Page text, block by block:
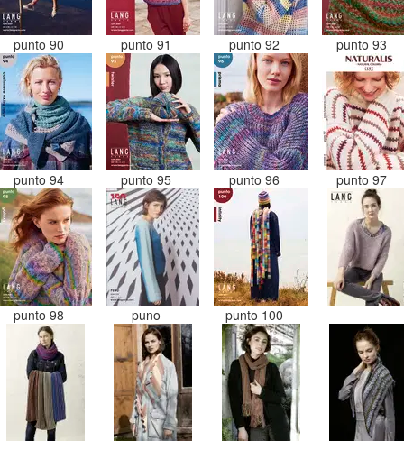
punto 90 punto 91 punto 92 punto 93
punto 94 punto 95 punto 96 punto 97
punto 98 puno punto 100